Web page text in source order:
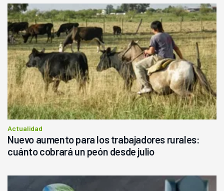
Actualidad
Nuevo aumento para los trabajadores rurales:
cuánto cobrará un peón desde julio